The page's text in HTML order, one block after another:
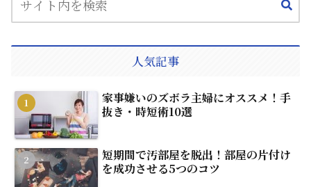
人気記事
家事嫌いのズボラ主婦にオススメ！手
抜き・時短術10選
短期間で汚部屋を脱出！部屋の片付け
を成功させる5つのコツ